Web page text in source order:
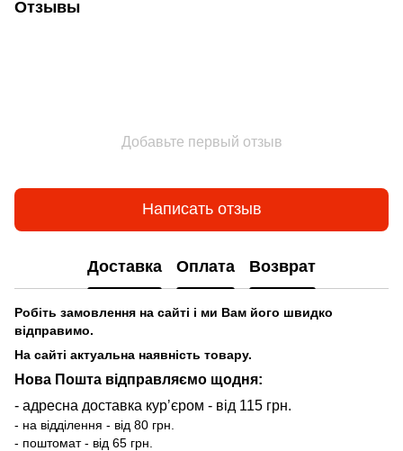
Отзывы
Добавьте первый отзыв
Написать отзыв
Доставка Оплата Возврат
Робіть замовлення на сайті і ми Вам його швидко
відправимо.
На сайті актуальна наявність товару.
Нова Пошта відправляємо щодня:
- адресна доставка курʼєром - від 115 грн.
- на відділення - від 80 грн.
- поштомат - від 65 грн.